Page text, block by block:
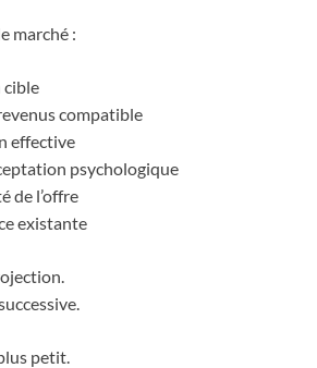
marché :
cible
compatible
effective
psychologique
de l’offre
existante
petit.